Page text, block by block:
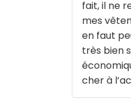
fait, il ne
mes
en faut
très bien
cher à